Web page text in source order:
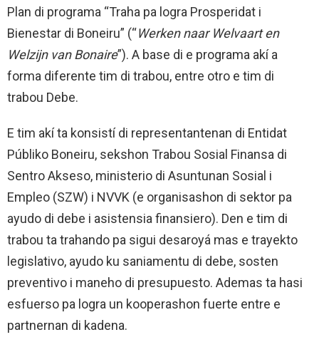
Plan di programa “Traha pa logra Prosperidat i
Bienestar di Boneiru” (“Werken naar Welvaart en
Welzijn van Bonaire”). A base di e programa akí a
forma diferente tim di trabou, entre otro e tim di
trabou Debe.
E tim akí ta konsistí di representantenan di Entidat
Públiko Boneiru, sekshon Trabou Sosial Finansa di
Sentro Akseso, ministerio di Asuntunan Sosial i
Empleo (SZW) i NVVK (e organisashon di sektor pa
ayudo di debe i asistensia finansiero). Den e tim di
trabou ta trahando pa sigui desaroyá mas e trayekto
legislativo, ayudo ku saniamentu di debe, sosten
preventivo i maneho di presupuesto. Ademas ta hasi
esfuerso pa logra un kooperashon fuerte entre e
partnernan di kadena.